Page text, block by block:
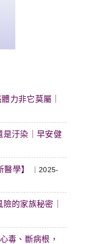
力非它莫屬｜
是汙染｜早安健
學】
｜2025-
的家族秘密｜
毒、斷病根，